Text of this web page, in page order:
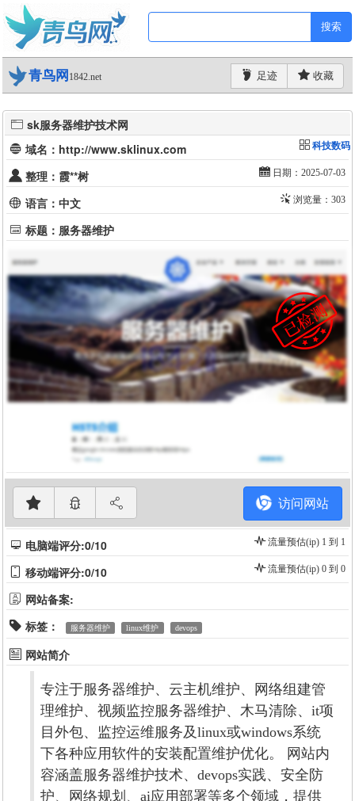
搜索
青鸟网 1842.net 足迹 收藏
sk服务器维护技术网
域名：http://www.sklinux.com
科技数码
整理：霞**树 日期：2025-07-03
语言：中文 浏览量：303
标题：服务器维护
访问网站
电脑端评分:0/10 流量预估(ip) 1 到 1
移动端评分:0/10 流量预估(ip) 0 到 0
网站备案:
标签：
服务器维护 linux维护 devops
网站简介
专注于服务器维护、云主机维护、网络组建管
理维护、视频监控服务器维护、木马清除、it项
目外包、监控运维服务及linux或windows系统
下各种应用软件的安装配置维护优化。 网站内
容涵盖服务器维护技术、devops实践、安全防
护、网络规划、ai应用部署等多个领域，提供